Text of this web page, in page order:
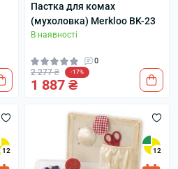
Пастка для комах
(мухоловка) Merkloo BK-23
В наявності
0
2 277 ₴ -17%
1 887 ₴
12 12